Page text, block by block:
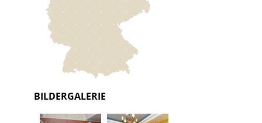
BILDERGALERIE